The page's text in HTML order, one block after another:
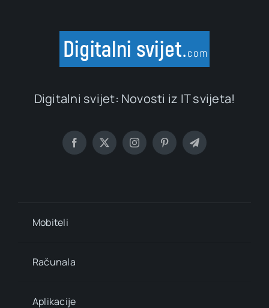
Digitalni svijet: Novosti iz IT svijeta!
Mobiteli
Računala
Aplikacije